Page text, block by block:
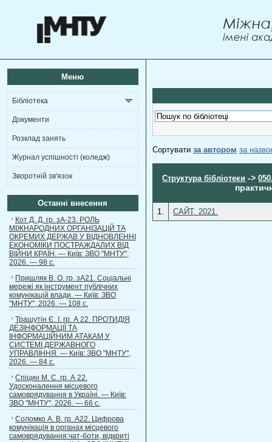
Меню
Бібліотека
Документи
Розклад занять
Журнал успішності (коледж)
Зворотній зв'язок
Останні внесення
Кот Д. Д. гр. зА-23. РОЛЬ
МІЖНАРОДНИХ ОРГАНІЗАЦІЙ ТА
ОКРЕМИХ ДЕРЖАВ У ВІДНОВЛЕННІ
ЕКОНОМІКИ ПОСТРАЖДАЛИХ ВІД
ВІЙНИ КРАЇН. — Київ: ЗВО "МНТУ",
2026. — 98 с.
Пришляк В. О. гр. зА21. Соціальні
мережі як інструмент публічних
комунікацій влади. — Київ: ЗВО
"МНТУ", 2026. — 108 с.
Трашутін Є. І. гр. А 22. ПРОТИДІЯ
ДЕЗІНФОРМАЦІЇ ТА
ІНФОРМАЦІЙНИМ АТАКАМ У
СИСТЕМІ ДЕРЖАВНОГО
УПРАВЛІННЯ. — Київ: ЗВО "МНТУ",
2026. — 84 с.
Спіцин М. С. гр. А 22.
Удосконалення місцевого
самоврядування в Україні. — Київ:
ЗВО "МНТУ", 2026. — 66 с.
Соломко А. В. гр. А22. Цифрова
комунікація в органах місцевого
самоврядування:чат-боти, відкриті
Сортувати за автором за
Структура бібліотеки ->
1. САЙТ. 2021.